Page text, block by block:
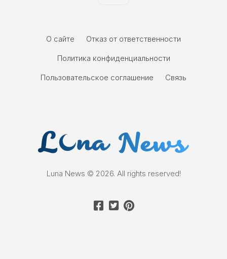
О сайте
Отказ от ответственности
Политика конфиденциальности
Пользовательское соглашение
Связь
Luna News © 2026. All rights reserved!